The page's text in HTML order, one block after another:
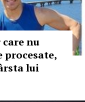
nu
procesate,
lui